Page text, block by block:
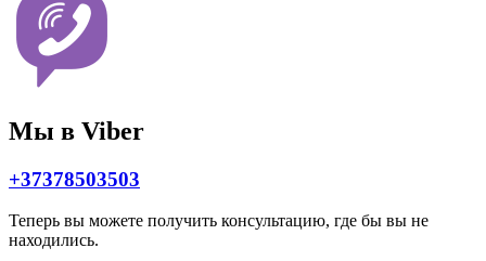
Мы в Viber
+37378503503
Теперь вы можете получить консультацию, где бы вы не
находились.